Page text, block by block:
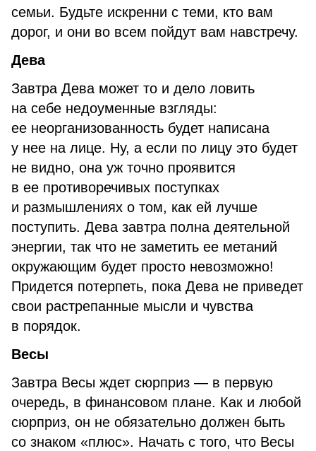
семьи. Будьте искренни с теми, кто вам
дорог, и они во всем пойдут вам навстречу.
Дева
Завтра Дева может то и дело ловить
на себе недоуменные взгляды:
ее неорганизованность будет написана
у нее на лице. Ну, а если по лицу это будет
не видно, она уж точно проявится
в ее противоречивых поступках
и размышлениях о том, как ей лучше
поступить. Дева завтра полна деятельной
энергии, так что не заметить ее метаний
окружающим будет просто невозможно!
Придется потерпеть, пока Дева не приведет
свои растрепанные мысли и чувства
в порядок.
Весы
Завтра Весы ждет сюрприз — в первую
очередь, в финансовом плане. Как и любой
сюрприз, он не обязательно должен быть
со знаком «плюс». Начать с того, что Весы